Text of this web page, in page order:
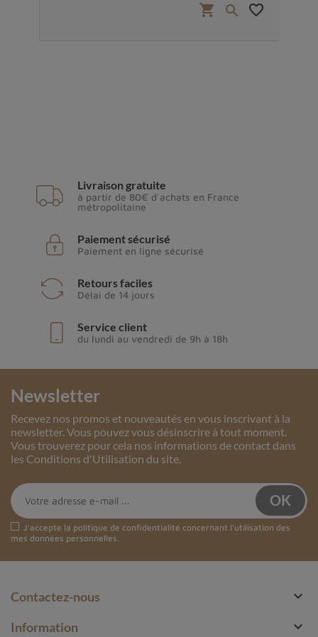
shopping_cart  favorite_border
Livraison gratuite
à partir de 80€ d'achats en France
métropolitaine
Paiement sécurisé
Paiement en ligne sécurisé
Retours faciles
Délai de 14 jours
Service client
du lundi au vendredi de 9h à 18h
Newsletter
Recevez nos promos et nouveautés en vous inscrivant à la
newsletter. Vous pouvez vous désinscrire à tout moment.
Vous trouverez pour cela nos informations de contact dans
les Conditions d'Utilisation du site.
J'accepte la politique de confidentialité concernant l'utilisation des
mes données personnelles.
Contactez-nous 
Information 